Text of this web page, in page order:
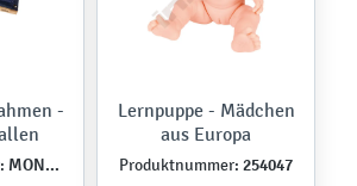
-
MONT457555
Lernpuppe - Mädchen
aus Europa
Produktnummer: 254047